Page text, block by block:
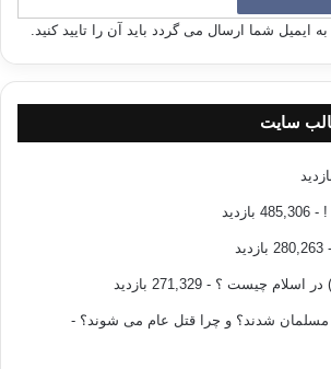
ایمیل شما ارسال می گردد باید آن را تایید کنید.
سایت
! - 485,306 بازدید
- 280,263 بازدید
در اسلام چیست ؟ - 271,329 بازدید
مسلمان شدند؟ و چرا قتل عام می شوند؟ -